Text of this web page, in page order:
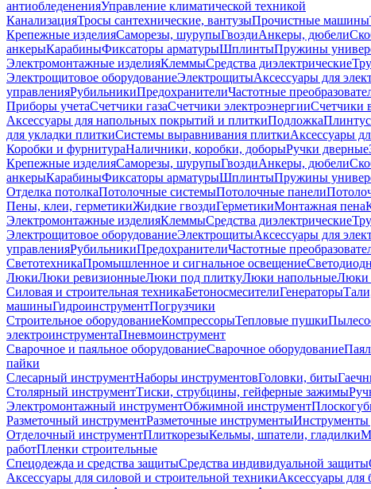
антиобледененияУправление климатической техникой
КанализацияТросы сантехнические, вантузыПрочистные машины
Крепежные изделияСаморезы, шурупыГвоздиАнкеры, дюбели
анкерыКарабиныФиксаторы арматурыШплинтыПружины
Электромонтажные изделияКлеммыСредства диэлектрические
Электрощитовое оборудованиеЭлектрощитыАксессуары для
управленияРубильникиПредохранителиЧастотные
Приборы учетаСчетчики газаСчетчики электроэнергииСчетчики
Аксессуары для напольных покрытий и плиткиПодложка
для укладки плиткиСистемы выравнивания плиткиАксессуары
Коробки и фурнитураНаличники, коробки, доборыРучки дверные
Крепежные изделияСаморезы, шурупыГвоздиАнкеры, дюбели
анкерыКарабиныФиксаторы арматурыШплинтыПружины
Отделка потолкаПотолочные системыПотолочные панели
Пены, клеи, герметикиЖидкие гвоздиГерметикиМонтажная пена
Электромонтажные изделияКлеммыСредства диэлектрические
Электрощитовое оборудованиеЭлектрощитыАксессуары для
управленияРубильникиПредохранителиЧастотные
СветотехникаПромышленное и сигнальное освещение
ЛюкиЛюки ревизионныеЛюки под плиткуЛюки напольныеЛюки
Силовая и строительная техникаБетоносмесителиГенераторы
машиныГидроинструментПогрузчики
Строительное оборудованиеКомпрессорыТепловые пушки
электроинструментаПневмоинструмент
Сварочное и паяльное оборудованиеСварочное оборудование
пайки
Слесарный инструментНаборы инструментовГоловки, биты
Столярный инструментТиски, струбцины, гейферные зажимы
Электромонтажный инструментОбжимной инструмент
Разметочный инструментРазметочные инструментыИнструменты
Отделочный инструментПлиткорезыКельмы, шпатели, гладилки
работПленки строительные
Спецодежда и средства защитыСредства индивидуальной защиты
Аксессуары для силовой и строительной техникиАксессуары для